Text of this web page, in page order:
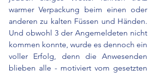
warmer Verpackung beim einen oder
anderen zu kalten Füssen und Händen.
Und obwohl 3 der Angemeldeten nicht
kommen konnte, wurde es dennoch ein
voller Erfolg, denn die Anwesenden
blieben alle - motiviert vom gesetzten